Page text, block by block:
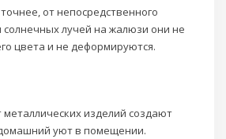
от непосредственного
солнечных лучей на жалюзи они не
цвета и не деформируются.
металлических изделий создают
уют в помещении.